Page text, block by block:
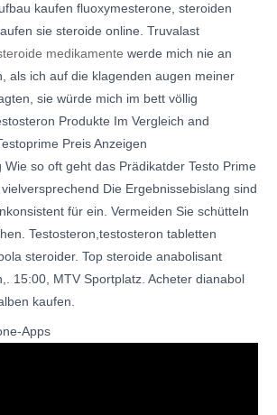
kaufen fluoxymesterone, steroiden
sie steroide online. Truvalast
medikamente werde mich nie an
als ich auf die klagenden augen meiner
sie würde mich im bett völlig
Produkte Im Vergleich and
Preis Anzeigen
so oft geht das Prädikatder Testo Prime
Die Ergebnissebislang sind
für ein. Vermeiden Sie schütteln
Testosteron,testosteron tabletten
steroider. Top steroide anabolisant
15:00, MTV Sportplatz. Acheter dianabol
kaufen.